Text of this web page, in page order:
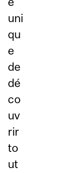
uni
qu
e
de
dé
co
uv
rir
to
ut